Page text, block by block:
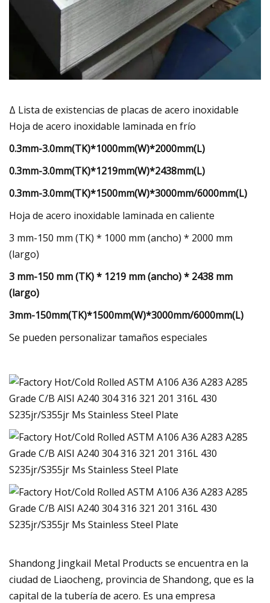
Δ Lista de existencias de placas de acero inoxidable
Hoja de acero inoxidable laminada en frío
0.3mm-3.0mm(TK)*1000mm(W)*2000mm(L)
0.3mm-3.0mm(TK)*1219mm(W)*2438mm(L)
0.3mm-3.0mm(TK)*1500mm(W)*3000mm/6000mm(L)
Hoja de acero inoxidable laminada en caliente
3 mm-150 mm (TK) * 1000 mm (ancho) * 2000 mm
(largo)
3 mm-150 mm (TK) * 1219 mm (ancho) * 2438 mm
(largo)
3mm-150mm(TK)*1500mm(W)*3000mm/6000mm(L)
Se pueden personalizar tamaños especiales
Shandong JingkaiI Metal Products se encuentra en la
ciudad de Liaocheng, provincia de Shandong, que es la
capital de la tubería de acero. Es una empresa